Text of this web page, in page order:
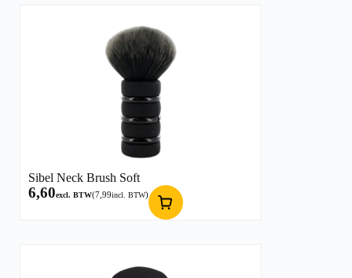
Sibel Neck Brush Soft
6,60excl. BTW(7,99incl. BTW)